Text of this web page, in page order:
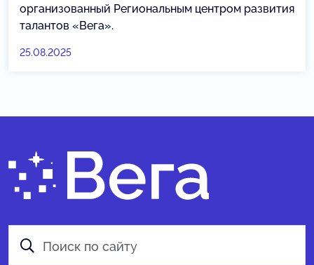
организованный Региональным центром развития
талантов «Вега».
25.08.2025